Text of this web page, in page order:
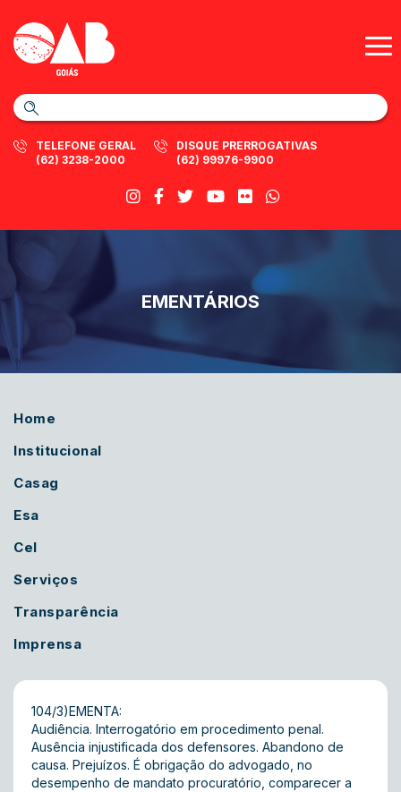
TELEFONE GERAL
(62) 3238-2000
DISQUE PRERROGATIVAS
(62) 99976-9900
EMENTÁRIOS
Home
Institucional
Casag
Esa
Cel
Serviços
Transparência
Imprensa
104/3)EMENTA:
Audiência. Interrogatório em procedimento penal.
Ausência injustificada dos defensores. Abandono de
causa. Prejuízos. É obrigação do advogado, no
desempenho de mandato procuratório, comparecer a